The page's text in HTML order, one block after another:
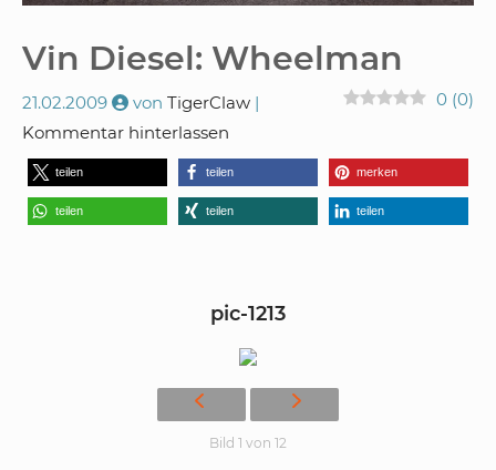
Vin Diesel: Wheelman
21.02.2009 von TigerClaw 0 (0)
Kommentar hinterlassen
teilen teilen merken
teilen teilen teilen
pic-1213
Bild 1 von 12